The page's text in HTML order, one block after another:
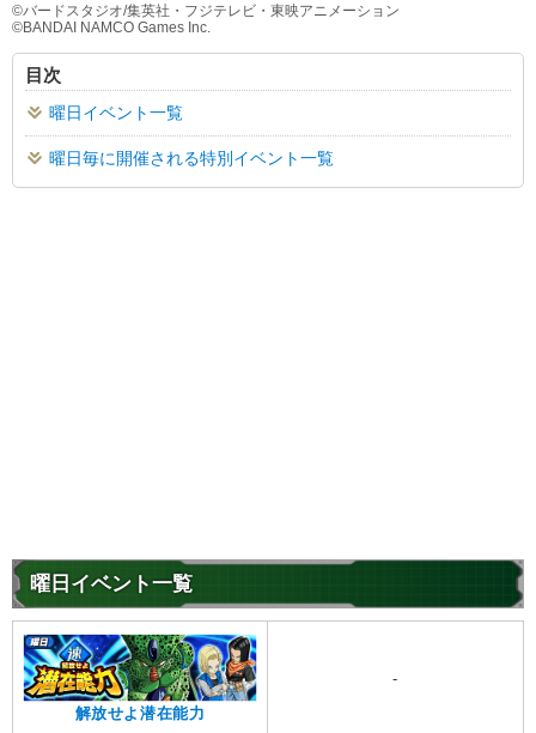
©︎バードスタジオ/集英社・フジテレビ・東映アニメーション
©︎BANDAI NAMCO Games Inc.
目次
曜日イベント一覧
曜日毎に開催される特別イベント一覧
曜日イベント一覧
解放せよ潜在能力
-